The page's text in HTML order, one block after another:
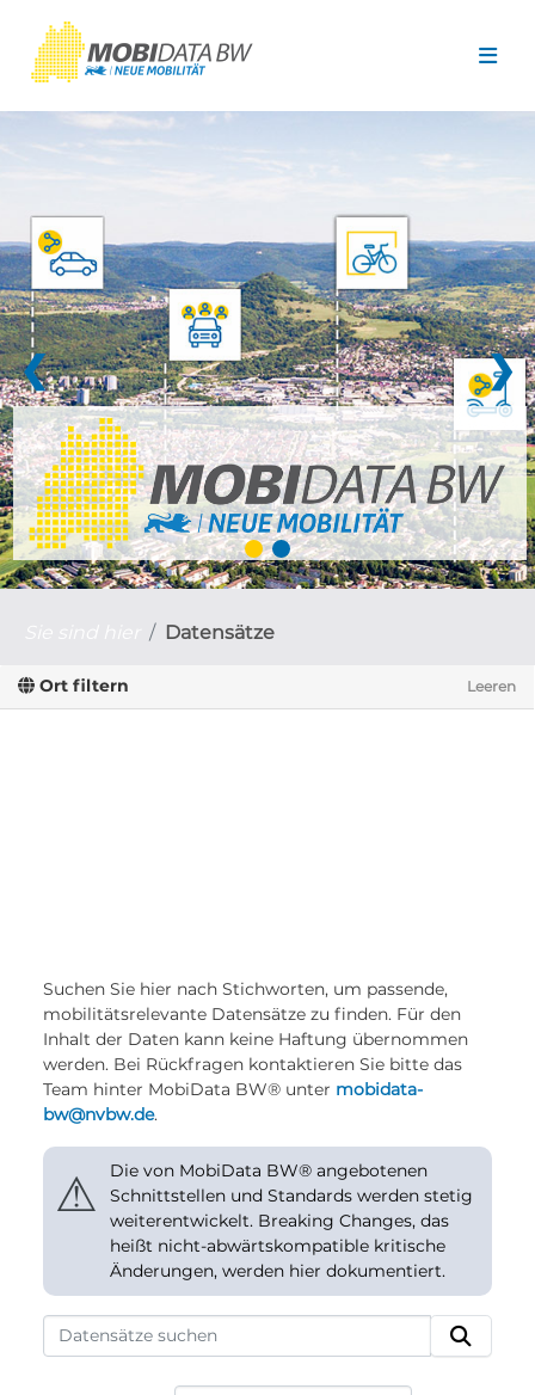
❮ ❯
Datensätze
Ort filtern Leeren
Suchen Sie hier nach Stichworten, um passende,
mobilitätsrelevante Datensätze zu finden. Für den
Inhalt der Daten kann keine Haftung übernommen
werden. Bei Rückfragen kontaktieren Sie bitte das
Team hinter MobiData BW® unter mobidata-
bw@nvbw.de.
⚠
Die von MobiData BW® angebotenen
Schnittstellen und Standards werden stetig
weiterentwickelt. Breaking Changes, das
heißt nicht-abwärtskompatible kritische
Änderungen, werden hier dokumentiert.